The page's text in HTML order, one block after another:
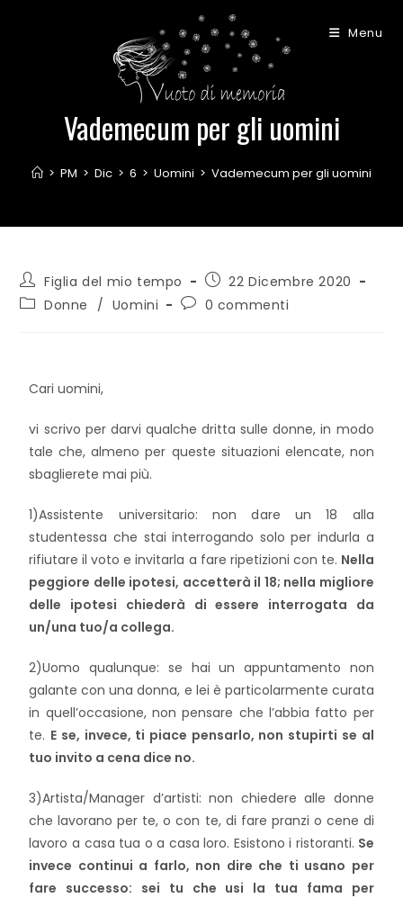
Menu
Vademecum per gli uomini
> PM > Dic > 6 > Uomini > Vademecum per gli uomini
Figlia del mio tempo
22 Dicembre 2020
Donne
/ Uomini 0 commenti
Cari uomini,
vi scrivo per darvi qualche dritta sulle donne, in modo
tale che, almeno per queste situazioni elencate, non
sbaglierete mai più.
1)Assistente universitario: non dare un 18 alla
studentessa che stai interrogando solo per indurla a
rifiutare il voto e invitarla a fare ripetizioni con te. Nella
peggiore delle ipotesi, accetterà il 18; nella migliore
delle ipotesi chiederà di essere interrogata da
un/una tuo/a collega.
2)Uomo qualunque: se hai un appuntamento non
galante con una donna, e lei è particolarmente curata
in quell’occasione, non pensare che l’abbia fatto per
te. E se, invece, ti piace pensarlo, non stupirti se al
tuo invito a cena dice no.
3)Artista/Manager d’artisti: non chiedere alle donne
che lavorano per te, o con te, di fare pranzi o cene di
lavoro a casa tua o a casa loro. Esistono i ristoranti. Se
invece continui a farlo, non dire che ti usano per
fare successo: sei tu che usi la tua fama per